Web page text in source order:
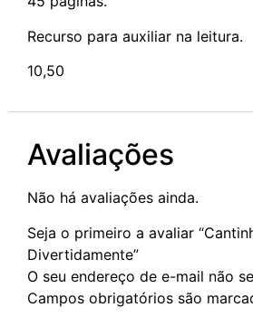
Recurso para auxiliar na leitura.
10,50
Avaliações
Não há avaliações ainda.
Seja o primeiro a avaliar
Divertidamente”
O seu endereço de e-mail não
Campos obrigatórios são